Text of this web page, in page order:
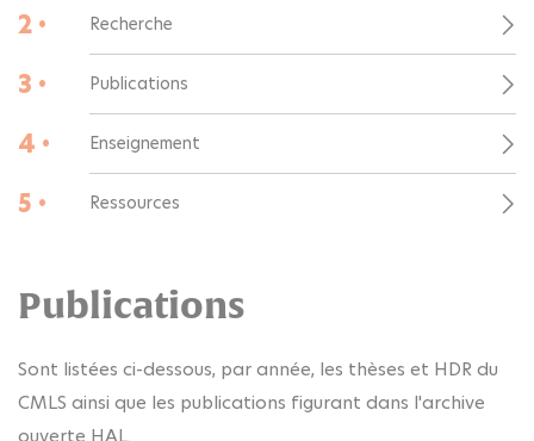
2 • Recherche
3 • Publications
4 • Enseignement
5 • Ressources
Publications
Sont listées ci-dessous, par année, les thèses et HDR du
CMLS ainsi que les publications figurant dans l'archive
ouverte HAL.